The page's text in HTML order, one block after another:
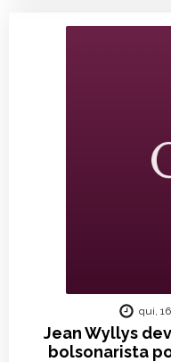
Jean Wyllys
bolsonarista
qui,